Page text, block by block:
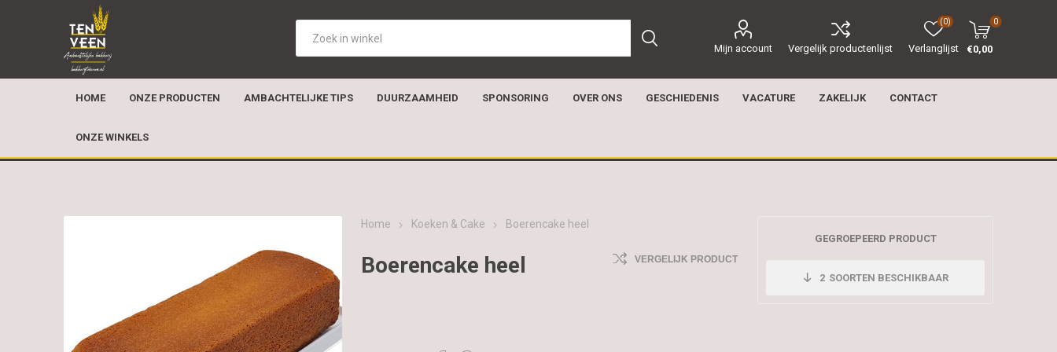
Mijn account Vergelijk productenlijst Verlanglijst
(0) 0
€0,00
HOME ONZE PRODUCTEN AMBACHTELIJKE TIPS DUURZAAMHEID SPONSORING OVER ONS GESCHIEDENIS VACATURE ZAKELIJK CONTACT
ONZE WINKELS
Home Koeken & Cake Boerencake heel
Boerencake heel VERGELIJK PRODUCT
GEGROEPEERD PRODUCT
2 SOORTEN BESCHIKBAAR